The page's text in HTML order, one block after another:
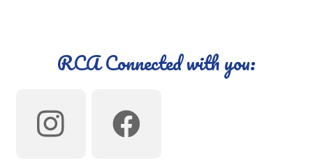
RCA Connected with you: